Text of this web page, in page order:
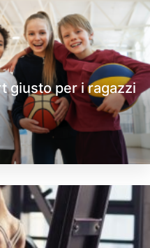
giusto per i ragazzi